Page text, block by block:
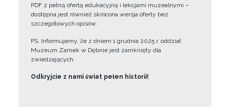
PDF z pełną ofertą edukacyjną i lekcjami muzealnymi –
dostępna jest również skrócona wersja oferty bez
szczegółowych opisów.
PS. Informujemy, że z dniem 1 grudnia 2025 r. oddział
Muzeum Zamek w Dębnie jest zamknięty dla
zwiedzających.
Odkryjcie z nami świat pełen historii!